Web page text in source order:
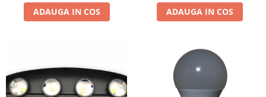
ADAUGA IN COS ADAUGA IN COS